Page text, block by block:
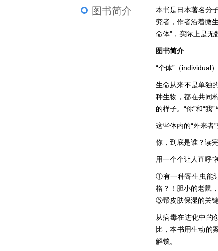
图书简介
本书是日本著名分
究者，作者沿着微
命体"，实际上是无
图书简介
“个体”（individual
生命从来不是单独
种生物，都在共同
的样子。“你”和“我
这些体内的“外来者
你，到底是谁？读
用一个个让人直呼“
①有一种寄生虫能
格？！胆小的老鼠
⑤帮皮肤保湿的关
从病毒在进化中的
比，本书用生动的
解锁。